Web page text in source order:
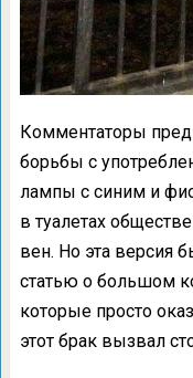
Комментаторы
борьбы с
лампы с синим и
в туалетах
вен. Но эта версия
статью о большом
которые просто
этот брак вызвал